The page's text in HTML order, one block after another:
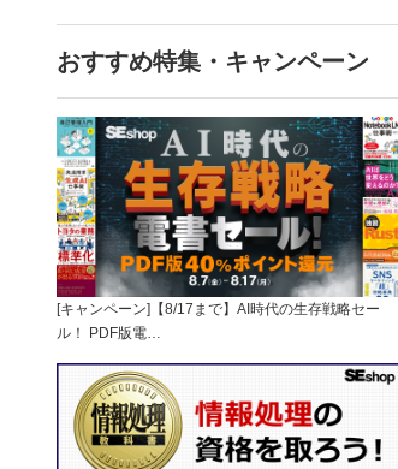
おすすめ特集・キャンペーン
[キャンペーン]【8/17まで】AI時代の生存戦略セー
ル！ PDF版電…